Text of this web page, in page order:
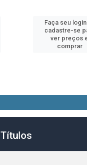
Faça seu
cadastre-se
ver preços
comprar
Títulos